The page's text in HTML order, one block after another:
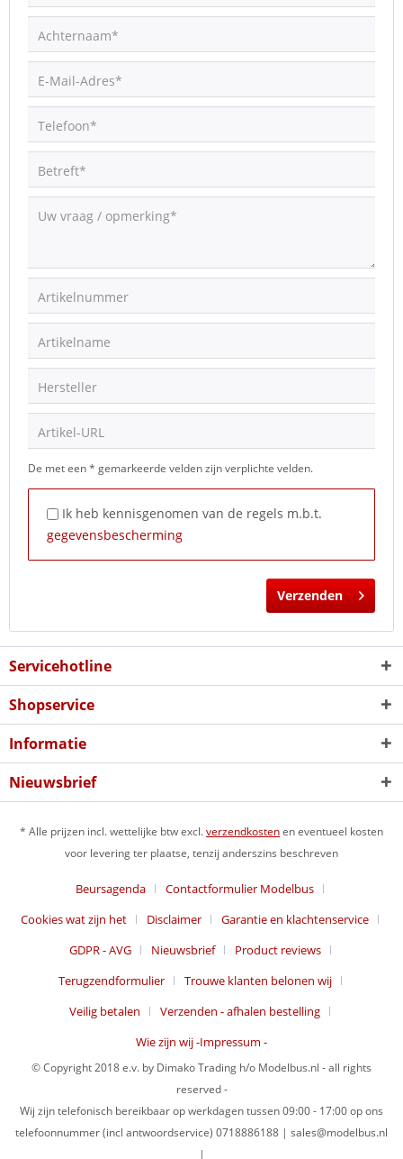
Achternaam*
E-Mail-Adres*
Telefoon*
Betreft*
Uw vraag / opmerking*
Artikelnummer
Artikelname
Hersteller
Artikel-URL
De met een * gemarkeerde velden zijn verplichte velden.
Ik heb kennisgenomen van de regels m.b.t.
gegevensbescherming
Verzenden
Servicehotline
Shopservice
Informatie
Nieuwsbrief
* Alle prijzen incl. wettelijke btw excl.verzendkostenen eventueel kosten
voor levering ter plaatse, tenzij anderszins beschreven
Beursagenda
Contactformulier Modelbus
Cookies wat zijn het
Disclaimer
Garantie en klachtenservice
GDPR - AVG
Nieuwsbrief
Product reviews
Terugzendformulier
Trouwe klanten belonen wij
Veilig betalen
Verzenden - afhalen bestelling
Wie zijn wij -Impressum -
© Copyright 2018 e.v. by Dimako Trading h/o Modelbus.nl - all rights
reserved -
Wij zijn telefonisch bereikbaar op werkdagen tussen 09:00 - 17:00 op ons
telefoonnummer (incl antwoordservice) 0718886188 | sales@modelbus.nl
|